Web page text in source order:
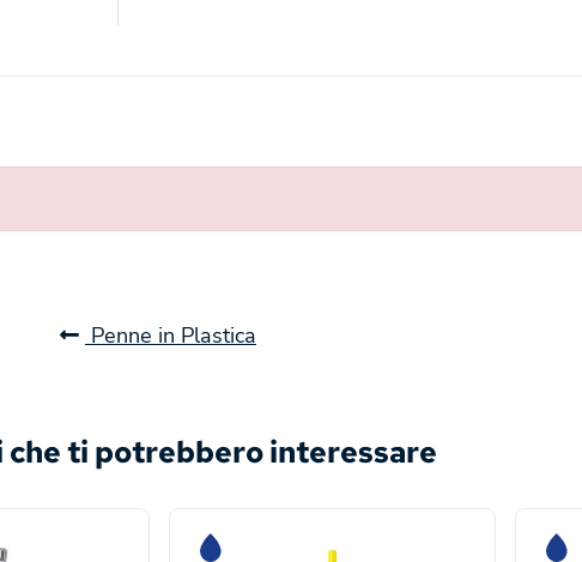
Penne in Plastica
ti potrebbero interessare